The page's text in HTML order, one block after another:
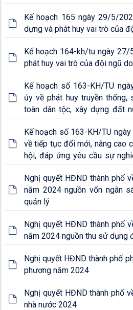
Kế hoạch 165 ngày 29/5/
dựng và phát huy vai trò của
Kế hoạch 164-kh/tu ngày 27/
phát huy vai trò của đội ngũ
Kế hoạch số 163-KH/TU
ủy về phát huy truyền
toàn dân tộc, xây dựng đất
vinh, hạnh phúc
Kế hoạch số 163-KH/TU
về tiếp tục đổi mới, nâng cao
hội, đáp ứng yêu cầu sự
Tổ quốc trong giai đoạn mới
Nghị quyết HĐND thành phố
năm 2024 nguồn vốn ngân
quản lý
Nghị quyết HĐND thành phố
năm 2024 nguồn thu sử dụng
Nghị quyết HĐND thành phố
phương năm 2024
Nghị quyết HĐND thành phố
nhà nước 2024